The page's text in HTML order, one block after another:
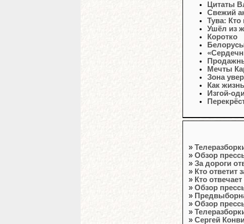
Цитаты
Свежий
Тува: Кто
Ушёл из
Коротко
Мечты
Зона
Как
Изгой-
»
» Обзор
» За дороги
» Кто ответит
» Кто
» Обзор
»
» Обзор
»
» Сергей